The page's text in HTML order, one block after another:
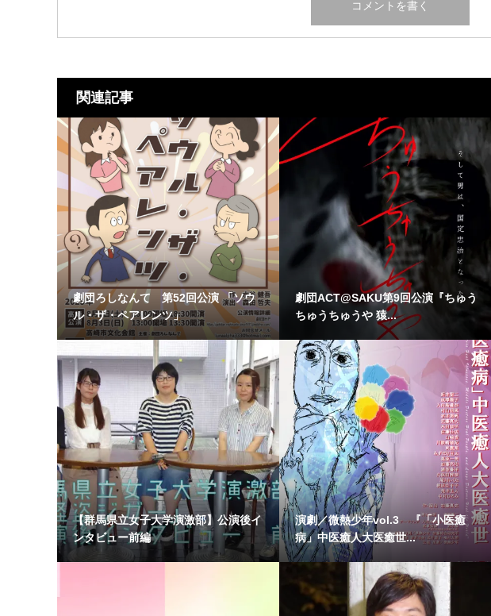
関連記事
劇団ろしなんて 第52回公演 「ソウ
ル・ザ・ペアレンツ」
劇団ACT@SAKU第9回公演『ちゅう
ちゅうちゅうや 猿...
【群馬県立女子大学演激部】公演後イ
ンタビュー前編
演劇／微熱少年vol.3 『「小医癒
病」中医癒人大医癒世...